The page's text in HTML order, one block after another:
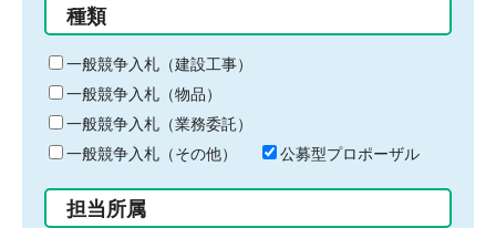
る
キ
ー
ワ
ー
ド
入
力
種類
一般競争入札（建設工事）
一般競争入札（物品）
一般競争入札（業務委託）
一般競争入札（その他）
公募型プロポーザル
担当所属